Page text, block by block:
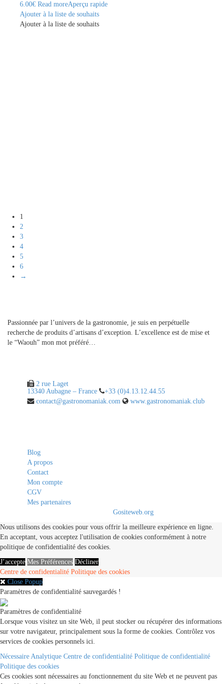
6.00€ Read moreAperçu rapide
Ajouter à la liste de souhaits
Ajouter à la liste de souhaits
1
2
3
4
5
6
→
Passionnée par l’univers de la gastronomie, je suis en perpétuelle
recherche de produits d’artisans d’exception. L’excellence est de mise et
le “Waouh” mon mot préféré…
2 rue Laget
13340 Aubagne – France
+33 (0)4.13.12.44.55
contact@gastronomaniak.com
www.gastronomaniak.club
Blog
A propos
Contact
Mon compte
CGV
Mes partenaires
Gositeweb.org
Nous utilisons des cookies pour vous offrir la meilleure expérience en ligne.
En acceptant, vous acceptez l'utilisation de cookies conformément à notre
politique de confidentialité des cookies.
J’accepte Mes Préférences Décliner
Centre de confidentialité Politique des cookies
Close Popup
Paramètres de confidentialité sauvegardés !
Paramètres de confidentialité
Lorsque vous visitez un site Web, il peut stocker ou récupérer des informations
sur votre navigateur, principalement sous la forme de cookies. Contrôlez vos
services de cookies personnels ici.
Nécessaire Analytique Centre de confidentialité Politique de confidentialité
Politique des cookies
Ces cookies sont nécessaires au fonctionnement du site Web et ne peuvent pas